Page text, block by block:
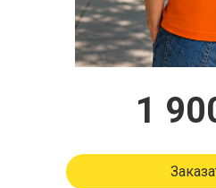
1